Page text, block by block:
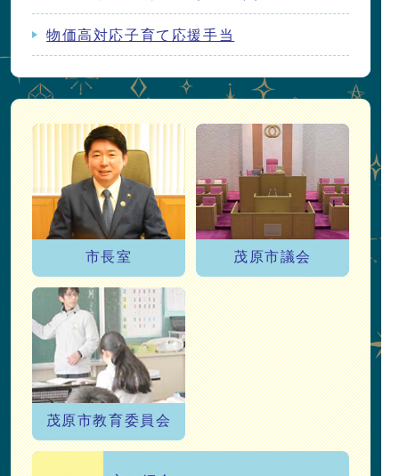
物価高対応子育て応援手当
市政情報
市長室 茂原市議会
茂原市教育委員会
市について